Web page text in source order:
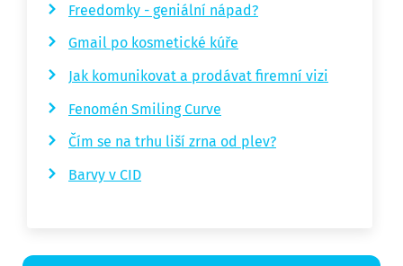
Freedomky - geniální nápad?
Gmail po kosmetické kúře
Jak komunikovat a prodávat firemní vizi
Fenomén Smiling Curve
Čím se na trhu liší zrna od plev?
Barvy v CID